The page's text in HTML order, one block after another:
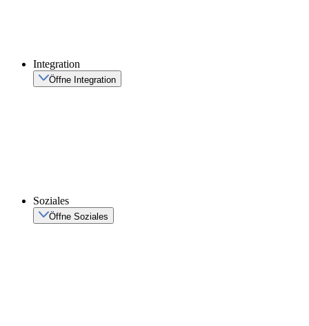
Integration
Öffne Integration
Soziales
Öffne Soziales